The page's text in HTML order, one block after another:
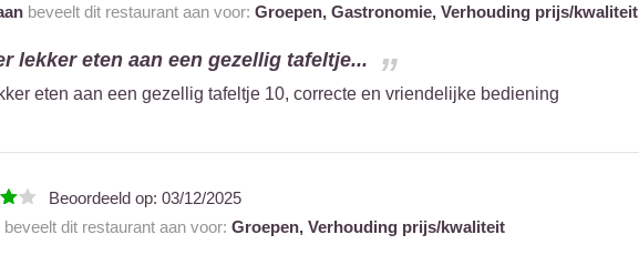
beveelt dit restaurant aan voor: Groepen, Gastronomie, Verhouding prijs/kwaliteit
lekker eten aan een gezellig tafeltje...
eten aan een gezellig tafeltje 10, correcte en vriendelijke bediening
Beoordeeld op: 03/12/2025
beveelt dit restaurant aan voor: Groepen, Verhouding prijs/kwaliteit